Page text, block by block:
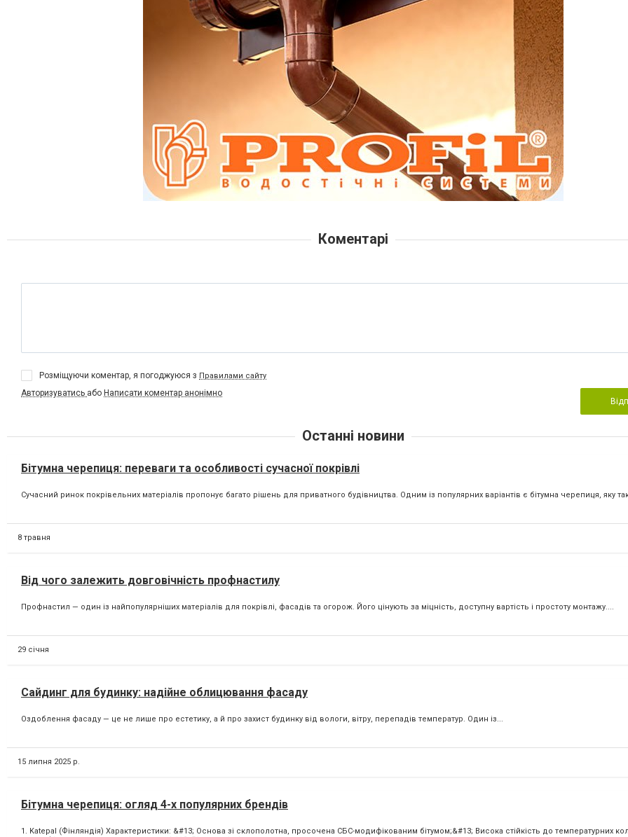
Коментарі
Розміщуючи коментар, я погоджуюся з Правилами сайту
Авторизуватись або Написати коментар анонімно
Останні новини
Бітумна черепиця: переваги та особливості сучасної покрівлі
Сучасний ринок покрівельних матеріалів пропонує багато рішень для приватного будівництва. Одним із популярних варіантів є бітумна черепиця, яку
8 травня
Від чого залежить довговічність профнастилу
Профнастил — один із найпопулярніших матеріалів для покрівлі, фасадів та огорож. Його цінують за міцність, доступну вартість і простоту монтажу....
29 січня
Сайдинг для будинку: надійне облицювання фасаду
Оздоблення фасаду — це не лише про естетику, а й про захист будинку від вологи, вітру, перепадів температур. Один із...
15 липня 2025 р.
Бітумна черепиця: огляд 4-х популярних брендів
1. Katepal (Фінляндія) Характеристики: &#13; Основа зі склополотна, просочена СБС-модифікованим бітумом;&#13; Висока стійкість до температурних